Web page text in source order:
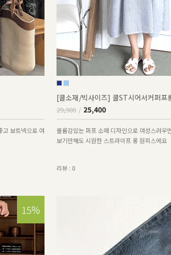
고 보트넥으로 여
[쿨소재/빅사이즈] 쿨ST시어서커퍼프
29,900 25,400
볼륨감있는 퍼프 소매 디자인으로 여성스러우
보기만해도 시원한 스트라이프 롱 원피스에요
리뷰 : 0
15%